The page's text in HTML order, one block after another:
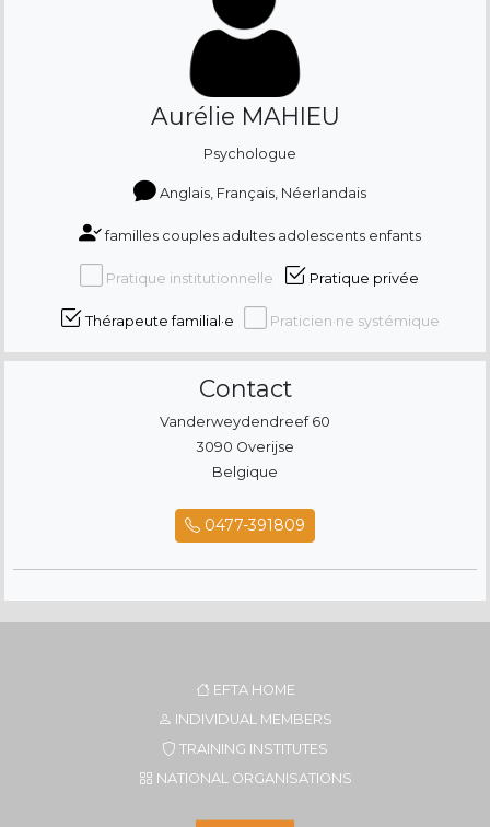
Aurélie MAHIEU
Psychologue
Anglais, Français, Néerlandais
familles couples adultes adolescents enfants
Pratique institutionnelle Pratique privée
Thérapeute familial·e Praticien·ne systémique
Contact
Vanderweydendreef 60
3090 Overijse
Belgique
0477-391809
EFTA HOME
INDIVIDUAL MEMBERS
TRAINING INSTITUTES
NATIONAL ORGANISATIONS